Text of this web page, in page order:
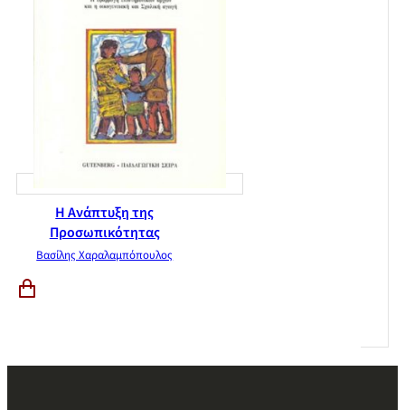
Η Ανάπτυξη της
Προσωπικότητας
Βασίλης Χαραλαμπόπουλος